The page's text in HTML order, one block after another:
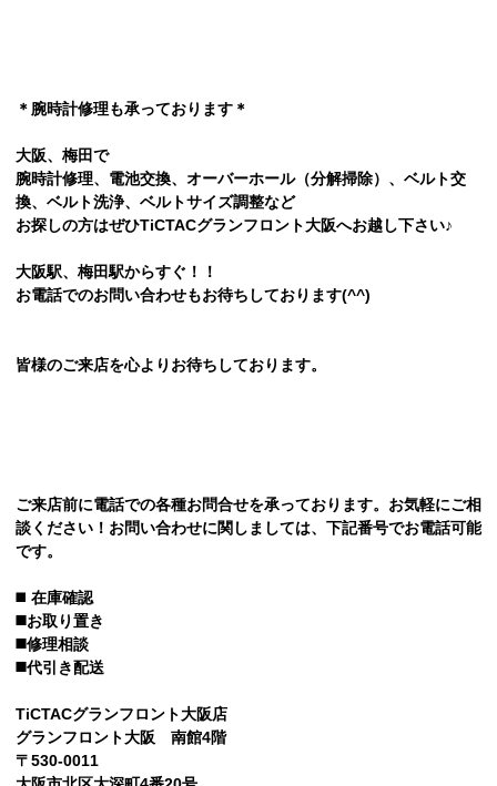
＊腕時計修理も承っております＊
大阪、梅田で
腕時計修理、電池交換、オーバーホール（分解掃除）、ベルト交
換、ベルト洗浄、ベルトサイズ調整など
お探しの方はぜひTiCTACグランフロント大阪へお越し下さい♪
大阪駅、梅田駅からすぐ！！
お電話でのお問い合わせもお待ちしております(^^)
皆様のご来店を心よりお待ちしております。
ご来店前に電話での各種お問合せを承っております。お気軽にご相
談ください！お問い合わせに関しましては、下記番号でお電話可能
です。
◼️ 在庫確認
◼️お取り置き
◼️修理相談
◼️代引き配送
TiCTACグランフロント大阪店
グランフロント大阪 南館4階
〒530-0011